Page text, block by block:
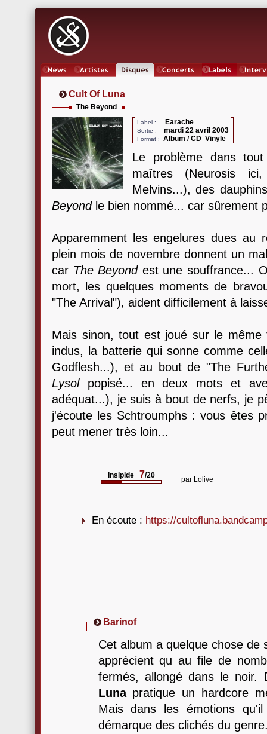
Cult Of Luna
The Beyond
Label : Earache
Sortie : mardi 22 avril 2003
Format : Album / CD Vinyle
Le problème dans
maîtres (Neurosis
Melvins...), des
Beyondle bien nommé... car sûrement
Apparemment les engelures dues au
plein mois de novembre donnent un
car The Beyondest une souffrance...
mort, les quelques moments de
"The Arrival"), aident difficilement à
Mais sinon, tout est joué sur le
indus, la batterie qui sonne comme
Godflesh...), et au bout de "The
Lysolpopisé... en deux mots et
adéquat...), je suis à bout de nerfs, je
j'écoute les Schtroumphs : vous êtes
peut mener très loin...
Insipide 7/20 par Lolive
En écoute : https://
Barinof
Cet album a quelque chose de
apprécient qu au file de
fermés, allongé dans le
Lunapratique un hardcore
Mais dans les émotions
démarque des clichés du